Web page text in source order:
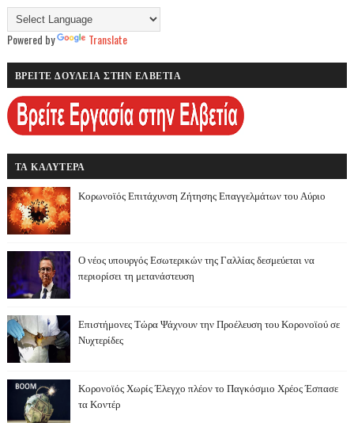
Powered by Translate
ΒΡΕΙΤΕ ΔΟΥΛΕΙΑ ΣΤΗΝ ΕΛΒΕΤΙΑ
ΤΑ ΚΑΛΥΤΕΡΑ
Κορωνοϊός Επιτάχυνση Ζήτησης Επαγγελμάτων του Αύριο
Ο νέος υπουργός Εσωτερικών της Γαλλίας δεσμεύεται να
περιορίσει τη μετανάστευση
Επιστήμονες Τώρα Ψάχνουν την Προέλευση του Κορονοϊού σε
Νυχτερίδες
Κορονοϊός Χωρίς Έλεγχο πλέον το Παγκόσμιο Χρέος Έσπασε
τα Κοντέρ